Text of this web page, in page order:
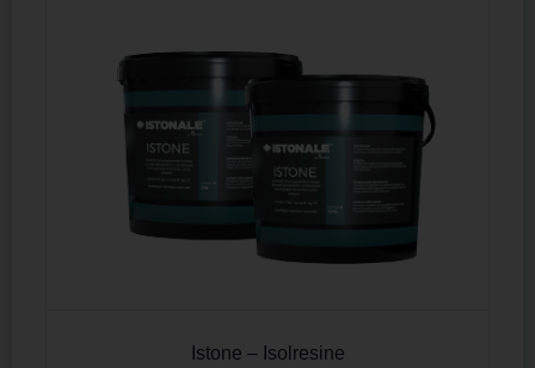
Istone – Isolresine